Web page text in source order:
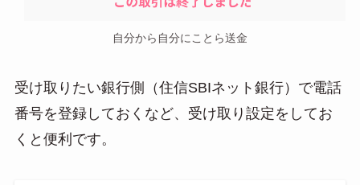
自分から自分にことら送金
受け取りたい銀行側（住信SBIネット銀行）で電話
番号を登録しておくなど、受け取り設定をしてお
くと便利です。